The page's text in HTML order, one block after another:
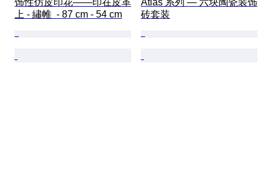
饰性仿皮印花——印在皮革
上 - 繡帷  - 87 cm - 54 cm
Atlas 系列 — 六块陶瓷装饰
砖套装